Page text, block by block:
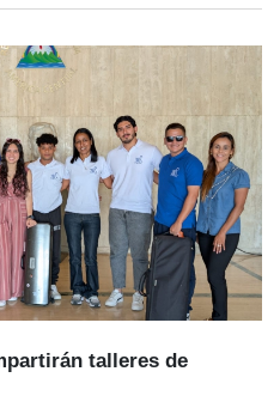
talleres de